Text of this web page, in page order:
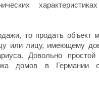
то продать объект
или лицу, имеющему
Довольно
домов в Германии